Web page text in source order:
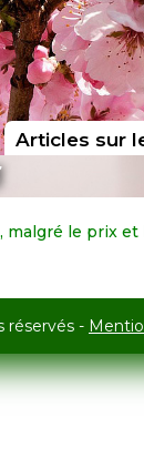
Articles sur
le prix et
réservés -